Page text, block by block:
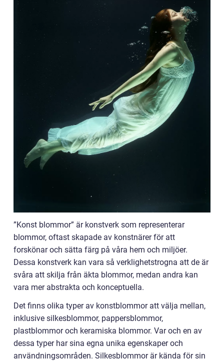
”Konst blommor” är konstverk som representerar
blommor, oftast skapade av konstnärer för att
forskönar och sätta färg på våra hem och miljöer.
Dessa konstverk kan vara så verklighetstrogna att de är
svåra att skilja från äkta blommor, medan andra kan
vara mer abstrakta och konceptuella.
Det finns olika typer av konstblommor att välja mellan,
inklusive silkesblommor, pappersblommor,
plastblommor och keramiska blommor. Var och en av
dessa typer har sina egna unika egenskaper och
användningsområden. Silkesblommor är kända för sin